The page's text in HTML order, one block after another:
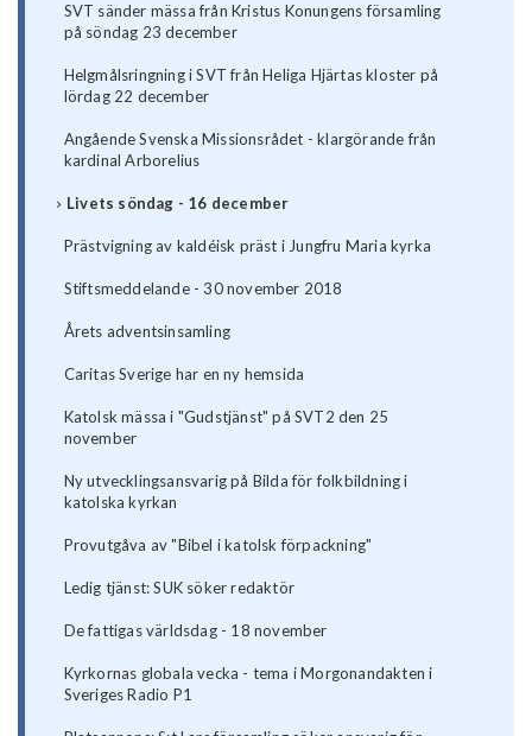
SVT sänder mässa från Kristus Konungens församling
på söndag 23 december
Helgmålsringning i SVT från Heliga Hjärtas kloster på
lördag 22 december
Angående Svenska Missionsrådet - klargörande från
kardinal Arborelius
Livets söndag - 16 december
Prästvigning av kaldéisk präst i Jungfru Maria kyrka
Stiftsmeddelande - 30 november 2018
Årets adventsinsamling
Caritas Sverige har en ny hemsida
Katolsk mässa i "Gudstjänst" på SVT2 den 25
november
Ny utvecklingsansvarig på Bilda för folkbildning i
katolska kyrkan
Provutgåva av "Bibel i katolsk förpackning"
Ledig tjänst: SUK söker redaktör
De fattigas världsdag - 18 november
Kyrkornas globala vecka - tema i Morgonandakten i
Sveriges Radio P1